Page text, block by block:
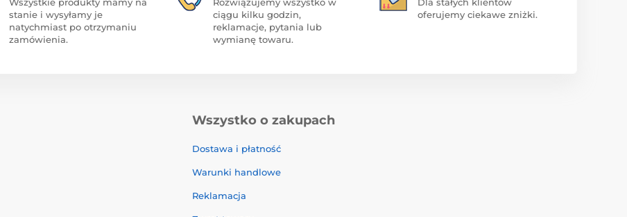
stanie i wysyłamy je
natychmiast po otrzymaniu
zamówienia.
ciągu kilku godzin,
reklamacje, pytania lub
wymianę towaru.
oferujemy ciekawe zniżki.
Wszystko o zakupach
Dostawa i płatność
Warunki handlowe
Reklamacja